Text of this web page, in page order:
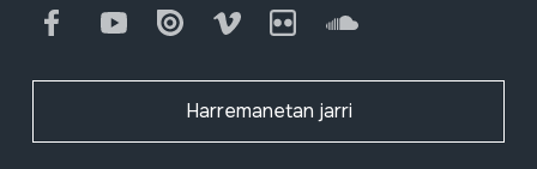
FacebookYoutube Issuu Vimeo Flickr SoundCloud
Harremanetan jarri